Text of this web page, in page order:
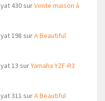
430surVente maison à
198 surA Beautiful
13 surYamaha YZF-R3
311 surA Beautiful